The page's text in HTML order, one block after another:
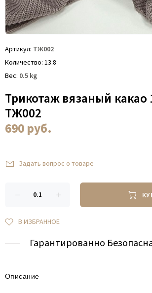
Артикул ТЖ002
Количество 13.8
Вес 0.5 kg
Трикотаж вязаный какао
ТЖ002
690руб.
Задать вопрос о товаре
В ИЗБРАННОЕ
Гарантированно
Описание